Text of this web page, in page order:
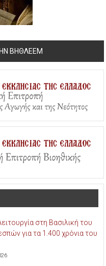
ΒΗΘΛΕΕΜ
στη Βασιλική του
για τα 1.400 χρόνια του